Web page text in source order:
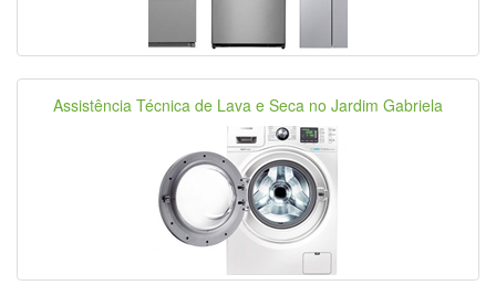
Assistência Técnica de Lava e Seca no Jardim Gabriela